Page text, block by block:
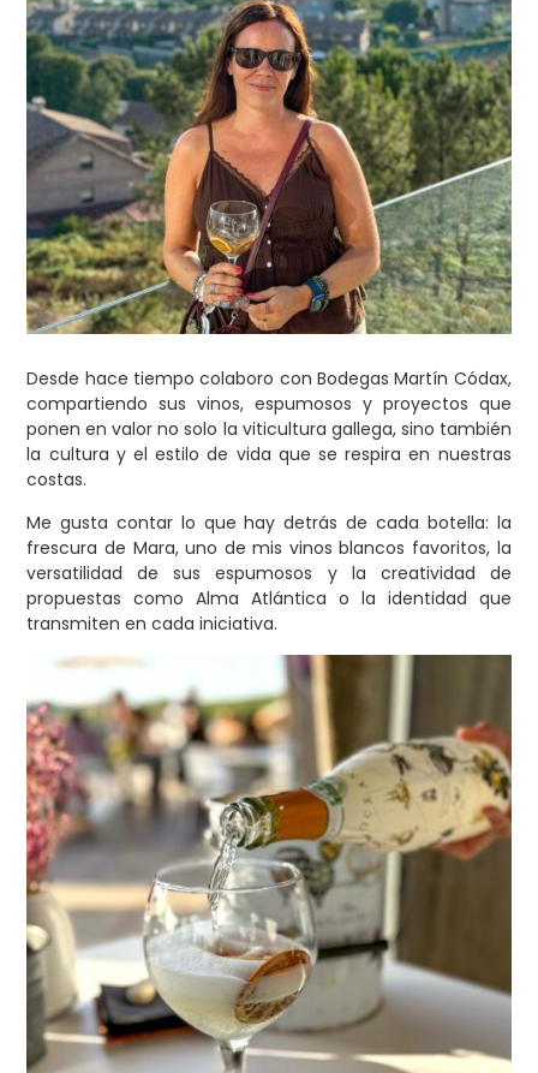
Desde hace tiempo colaboro con Bodegas Martín Códax,
compartiendo sus vinos, espumosos y proyectos que
ponen en valor no solo la viticultura gallega, sino también
la cultura y el estilo de vida que se respira en nuestras
costas.
Me gusta contar lo que hay detrás de cada botella: la
frescura de Mara, uno de mis vinos blancos favoritos, la
versatilidad de sus espumosos y la creatividad de
propuestas como Alma Atlántica o la identidad que
transmiten en cada iniciativa.